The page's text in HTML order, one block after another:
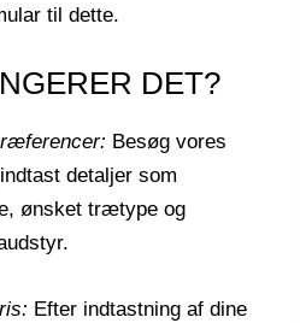
til dette.
DET?
Besøg vores
detaljer som
ønsket trætype og
Efter indtastning af dine